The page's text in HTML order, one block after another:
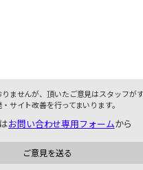
ませんが、頂いたご意見はスタッフが
サイト改善を行ってまいります。
お問い合わせ専用フォームから